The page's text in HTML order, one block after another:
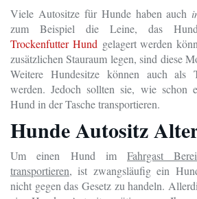
Viele Autositze für Hunde haben auch
zum Beispiel die Leine, das
Trockenfutter Hundgelagert werden
zusätzlichen Stauraum legen, sind diese
Weitere Hundesitze können auch als
werden. Jedoch sollten sie, wie schon
Hund in der Tasche transportieren.
Hunde Autositz
Um einen Hund im Fahrgast
transportieren, ist zwangsläufig ein
nicht gegen das Gesetz zu handeln.